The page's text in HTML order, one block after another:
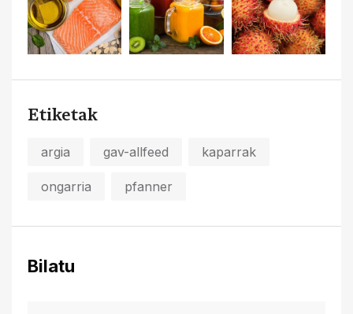
Etiketak
argia gav-allfeed kaparrak
ongarria pfanner
Bilatu